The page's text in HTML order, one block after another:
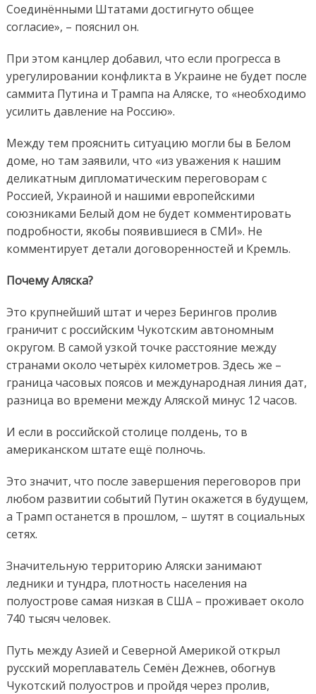
Соединёнными Штатами достигнуто общее
согласие», – пояснил он.
При этом канцлер добавил, что если прогресса в
урегулировании конфликта в Украине не будет после
саммита Путина и Трампа на Аляске, то «необходимо
усилить давление на Россию».
Между тем прояснить ситуацию могли бы в Белом
доме, но там заявили, что «из уважения к нашим
деликатным дипломатическим переговорам с
Россией, Украиной и нашими европейскими
союзниками Белый дом не будет комментировать
подробности, якобы появившиеся в СМИ». Не
комментирует детали договоренностей и Кремль.
Почему Аляска?
Это крупнейший штат и через Берингов пролив
граничит с российским Чукотским автономным
округом. В самой узкой точке расстояние между
странами около четырёх километров. Здесь же –
граница часовых поясов и международная линия дат,
разница во времени между Аляской минус 12 часов.
И если в российской столице полдень, то в
американском штате ещё полночь.
Это значит, что после завершения переговоров при
любом развитии событий Путин окажется в будущем,
а Трамп останется в прошлом, – шутят в социальных
сетях.
Значительную территорию Аляски занимают
ледники и тундра, плотность населения на
полуострове самая низкая в США – проживает около
740 тысяч человек.
Путь между Азией и Северной Америкой открыл
русский мореплаватель Семён Дежнев, обогнув
Чукотский полуостров и пройдя через пролив,